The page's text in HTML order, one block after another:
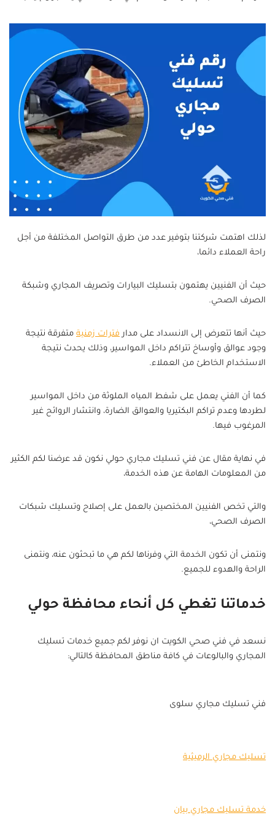
لذلك اهتمت شركتنا بتوفير عدد من طرق التواصل المختلفة من أجل
راحة العملاء دائما،
حيث أن الفنيين يهتمون بتسليك البيارات وتصريف المجاري وشبكة
الصرف الصحي.
حيث أنها تتعرض إلى الانسداد على مدارفترات زمنية متفرقة نتيجة
وجود عوالق وأوساخ تتراكم داخل المواسير، وذلك يحدث نتيجة
الاستخدام الخاطئ من العملاء.
كما أن الفني يعمل على شفط المياه الملوثة من داخل المواسير
لطردها وعدم تراكم البكتيريا والعوالق الضارة، وانتشار الروائح غير
المرغوب فيها.
في نهاية مقال عن فني تسليك مجاري حولي نكون قد عرضنا لكم الكثير
من المعلومات الهامة عن هذه الخدمة،
والتي تخص الفنيين المختصين بالعمل على إصلاح وتسليك شبكات
الصرف الصحي،
ونتمنى أن تكون الخدمة التي وفرناها لكم هي ما تبحثون عنه، ونتمنى
الراحة والهدوء للجميع.
خدماتنا تغطي كل أنحاء محافظة حولي
نسعد في فني صحي الكويت ان نوفر لكم جميع خدمات تسليك
المجاري والبالوعات في كافة مناطق المحافظة كالتالي:
فني تسليك مجاري سلوى
تسليك مجاري الرميثية
خدمة تسليك مجاري بيان